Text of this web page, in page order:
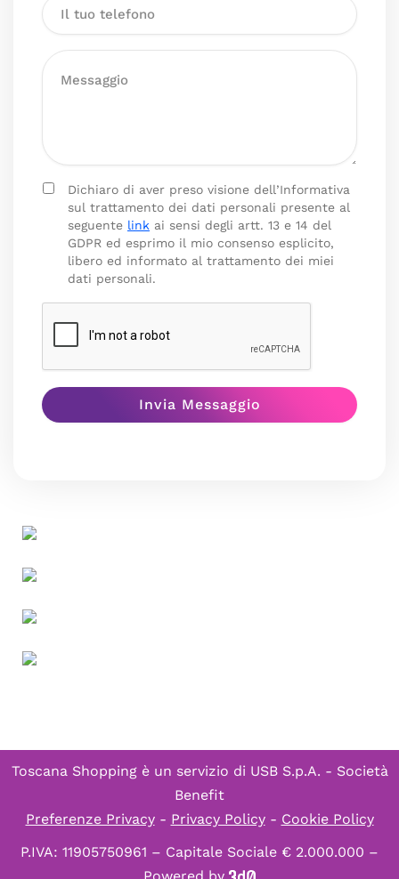
Dichiaro di aver preso visione dell’Informativa
sul trattamento dei dati personali presente al
seguente link ai sensi degli artt. 13 e 14 del
GDPR ed esprimo il mio consenso esplicito,
libero ed informato al trattamento dei miei
dati personali.
Toscana Shopping è un servizio di USB S.p.A. - Società
Benefit
Preferenze Privacy- Privacy Policy- Cookie Policy
P.IVA: 11905750961 – Capitale Sociale € 2.000.000 –